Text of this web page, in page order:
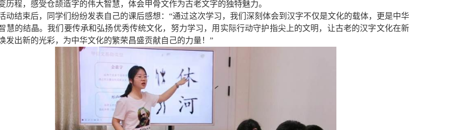
历程，感受仓颉造字的伟大智慧，体会甲骨文作为古老文字的独特魅力。
动结束后，同学们纷纷发表自己的课后感想：“通过这次学习，我们深刻体会到汉字不仅是文化的载体，更是中华
慧的结晶。我们要传承和弘扬优秀传统文化，努力学习，用实际行动守护指尖上的文明，让古老的汉字文化在新
发出新的光彩，为中华文化的繁荣昌盛贡献自己的力量！”